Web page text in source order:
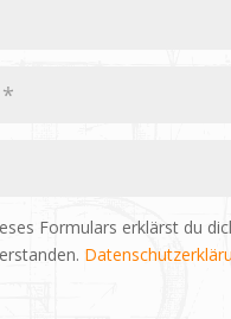
Formulars erklärst du